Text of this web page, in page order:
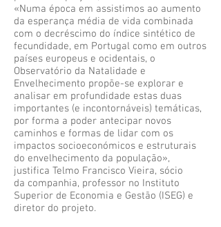
«Numa época em assistimos ao aumento
da esperança média de vida combinada
com o decréscimo do índice sintético de
fecundidade, em Portugal como em outros
países europeus e ocidentais, o
Observatório da Natalidade e
Envelhecimento propõe-se explorar e
analisar em profundidade estas duas
importantes (e incontornáveis) temáticas,
por forma a poder antecipar novos
caminhos e formas de lidar com os
impactos socioeconómicos e estruturais
do envelhecimento da população»,
justifica Telmo Francisco Vieira, sócio
da companhia, professor no Instituto
Superior de Economia e Gestão (ISEG) e
diretor do projeto.